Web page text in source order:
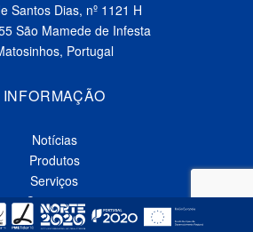
Santos Dias, nº 1121 H
São Mamede de Infesta
Portugal
INFORMAÇÃO
Notícias
Produtos
Serviços
Contactos
de Privacidade